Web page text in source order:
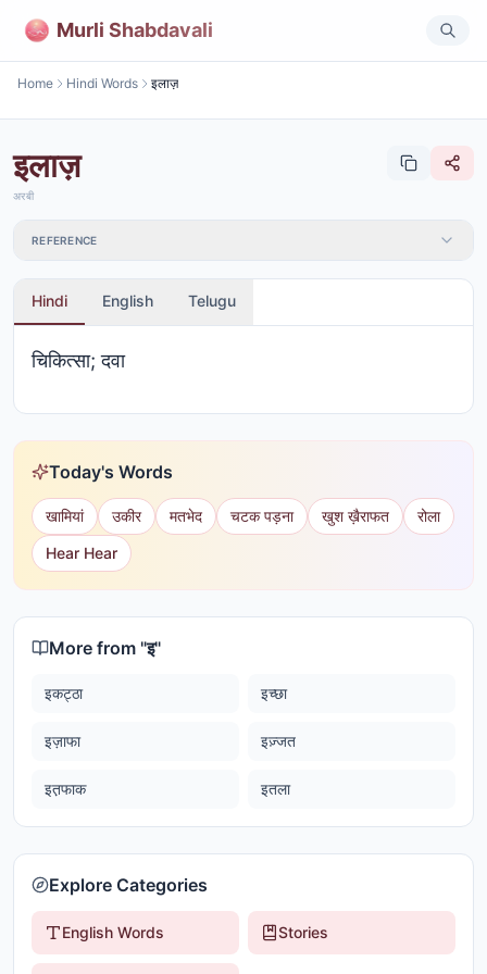
Murli Shabdavali
Home Hindi Words इलाज़
इलाज़
अरबी
REFERENCE
Hindi English Telugu
चिकित्सा; दवा
Today's Words
खामियां उकीर मतभेद चटक पड़ना खुश ख़ैराफत
रोला
Hear Hear
More from "इ"
इकट्ठा इच्छा
इज़ाफा इज़्जत
इत़फाक इतला
Explore Categories
English Words Stories